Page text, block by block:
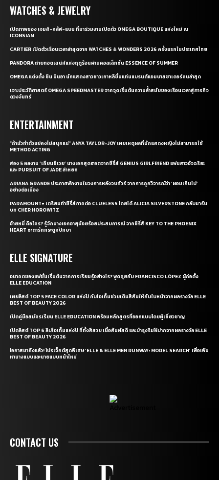
WATCHES & JEWELRY
เปิดภาพของ เจมส์-กลัฟ-แบม ที่มาร่วมงานเปิดตัว OMEGA BOUTIQUE แห่งใหม่ ณ
ICONSIAM
CARTIER เปิดตัวเรือนเวลาล่าสุดจาก WATCHES & WONDERS 2026 ครั้งแรกในประเทศไทย
PANDORA ถ่ายทอดเสน่ห์แห่งฤดูร้อนผ่านคอลเล็กชั่น ESSENCE OF SUMMER
OMEGA แต่งตั้ง ชิน มินอา นักแสดงสาวชาวเกาหลีขึ้นแท่นแบรนด์แอมบาสซาเดอร์คนล่าสุด
เจาะประวัติศาสตร์ OMEGA SPEEDMASTER จากจุดเริ่มต้นความล้ำสมัยของเรือนเวลาสู่ภารกิจ
ดวงจันทร์
ENTERTAINMENT
“ถ้ามัวทำตัวแย่คงไม่สนุกแน่” ANYA TAYLOR-JOY เผยเหตุผลที่นักแสดงหญิงไม่สามารถใช้
METHOD ACTING
ส่อง 5 ผลงาน ‘เถียนซีเวย’ นางเอกสุดฮอตจากซีรี่ส์ GENIUS GIRLFRIEND แฟนสาวอัจฉริยะ
และ PURSUIT OF JADE ล่าหยก
ARIANA GRANDE ประกาศพักงานในวงการหลังจบทัวร์ จากการถูกวิจารณ์ว่า ‘ผอมเกินไป’
อย่างต่อเนื่อง
PARAMOUNT+ เตรียมทำซีรี่ส์ภาคต่อ CLUELESS โดยได้ ALICIA SILVERSTONE กลับมารับ
บท CHER HOROWITZ
อ้ายหมี่ คือใคร? รู้จักนางเอกอายุน้อยร้อยประสบการณ์ จากซีรี่ส์ KEY TO THE PHOENIX
HEART ชะตารักกระดูกปักษา
ELLE SIGNATURE
อนาคตของแฟชั่นเริ่มต้นจากการเรียนรู้อย่างไร? พูดคุยกับ FRANCISCO LÓPEZ ผู้ก่อตั้ง
ELLE EDUCATION
เผยลิสต์ TOP 5 FACE COLOR แห่งปี กับไอเท็มช่วยเติมสีสันให้กับใบหน้าจากผลรางวัล ELLE
BEST OF BEAUTY 2026
เปิดคู่มือสมัครเรียน ELLE EDUCATION พร้อมหลักสูตรที่ออกแบบโดยผู้เชี่ยวชาญ
เปิดลิสต์ TOP 6 ลิปไอเท็มแห่งปี ที่ทั้งสีสวย เนื้อสัมผัสดี และบำรุงริมฝีปากจากผลรางวัล ELLE
BEST OF BEAUTY 2026
โอกาสมาถึงแล้ว! โปรเจ็กต์สุดพิเศษ ‘ELLE & ELLE MEN RUNWAY: MODEL SEARCH’ เพื่อเฟ้น
หานางแบบและนายแบบหน้าใหม่
CONTACT US